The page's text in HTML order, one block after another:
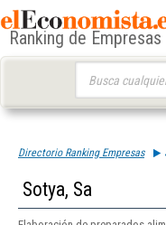
Ranking de Empresas
Directorio Ranking Empresas
Sotya, Sa